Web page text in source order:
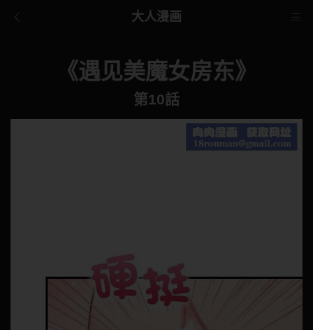
大人漫画
《遇见美魔女房东》
第10話